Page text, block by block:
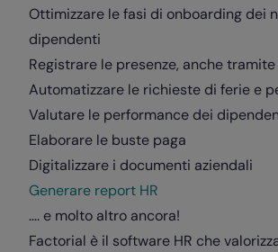
Ottimizzare le fasi di onboarding dei
dipendenti
Registrare le presenze, anche
Automatizzare le richieste di ferie e
Valutare le performance dei
Elaborare le buste paga
Digitalizzare i documenti aziendali
Generare report HR
…. e molto altro ancora!
Factorial è il software HR che